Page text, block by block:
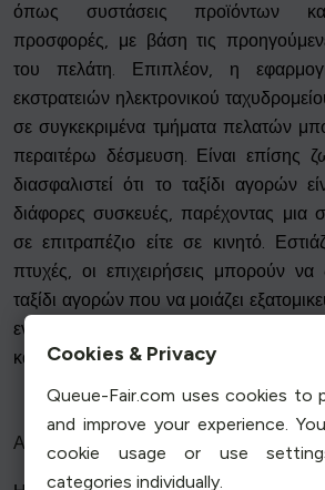
όπως συστάσεις προϊόντων και
προσφορές, με βάση τις
του πελάτη. Επιπλέον, η
εκστρατειών ηλεκτρονικού
σε συγκεκριμένα τμήματα πελατών
περαιτέρω δέσμευση. Είναι επίσης
διασφαλιστεί ότι το ταξίδι αγορών
διάφορες συσκευές, παρέχοντας μια
σε επιτραπέζιο είτε σε κινητό.
πτυχές, οι επιχειρήσεις μπορούν
ταξίδι αγορών που να μοιάζει
ενθαρρύνοντας τους πελάτες να
καλλιεργώντας την αφοσίωση στη μάρκα.
Αξιοποίηση της Τεχνητής Νοημοσύνης
Cookies & Privacy
Queue-Fair.com uses cookies to
and improve your experience.
cookie usage or use
categories individually.